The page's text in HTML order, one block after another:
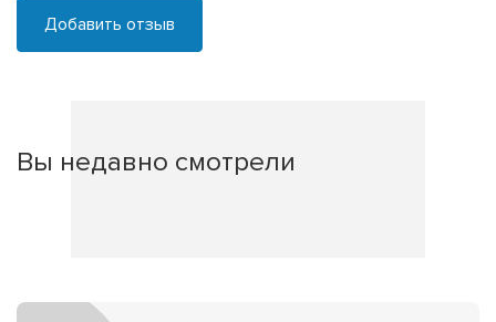
Добавить отзыв
Вы недавно смотрели